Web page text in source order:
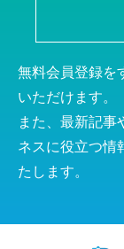
無料会員登録を
いただけます。
また、最新記事
ネスに役立つ情
たします。